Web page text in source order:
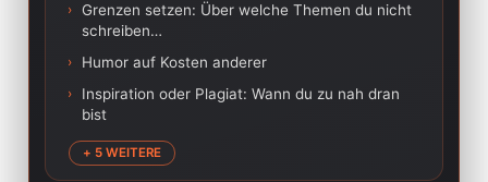
› Grenzen setzen: Über welche Themen du nicht
schreiben…
› Humor auf Kosten anderer
›
Inspiration oder Plagiat: Wann du zu nah dran
bist
+ 5 WEITERE